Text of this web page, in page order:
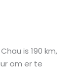
is 190 km,
om er te